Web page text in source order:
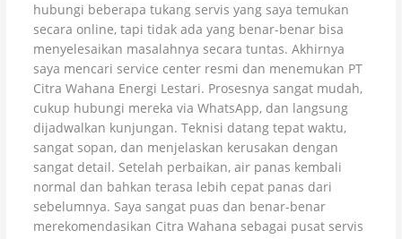
hubungi beberapa tukang servis yang saya temukan
secara online, tapi tidak ada yang benar-benar bisa
menyelesaikan masalahnya secara tuntas. Akhirnya
saya mencari service center resmi dan menemukan PT
Citra Wahana Energi Lestari. Prosesnya sangat mudah,
cukup hubungi mereka via WhatsApp, dan langsung
dijadwalkan kunjungan. Teknisi datang tepat waktu,
sangat sopan, dan menjelaskan kerusakan dengan
sangat detail. Setelah perbaikan, air panas kembali
normal dan bahkan terasa lebih cepat panas dari
sebelumnya. Saya sangat puas dan benar-benar
merekomendasikan Citra Wahana sebagai pusat servis